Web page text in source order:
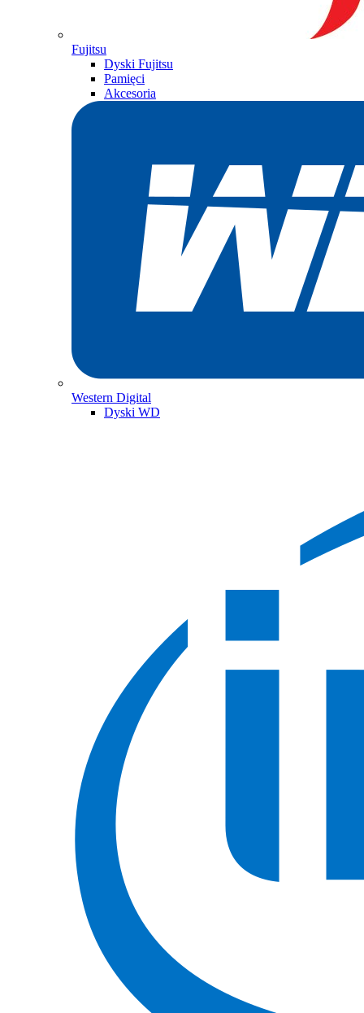
Fujitsu
Dyski Fujitsu
Pamięci
Akcesoria
Western Digital
Dyski WD